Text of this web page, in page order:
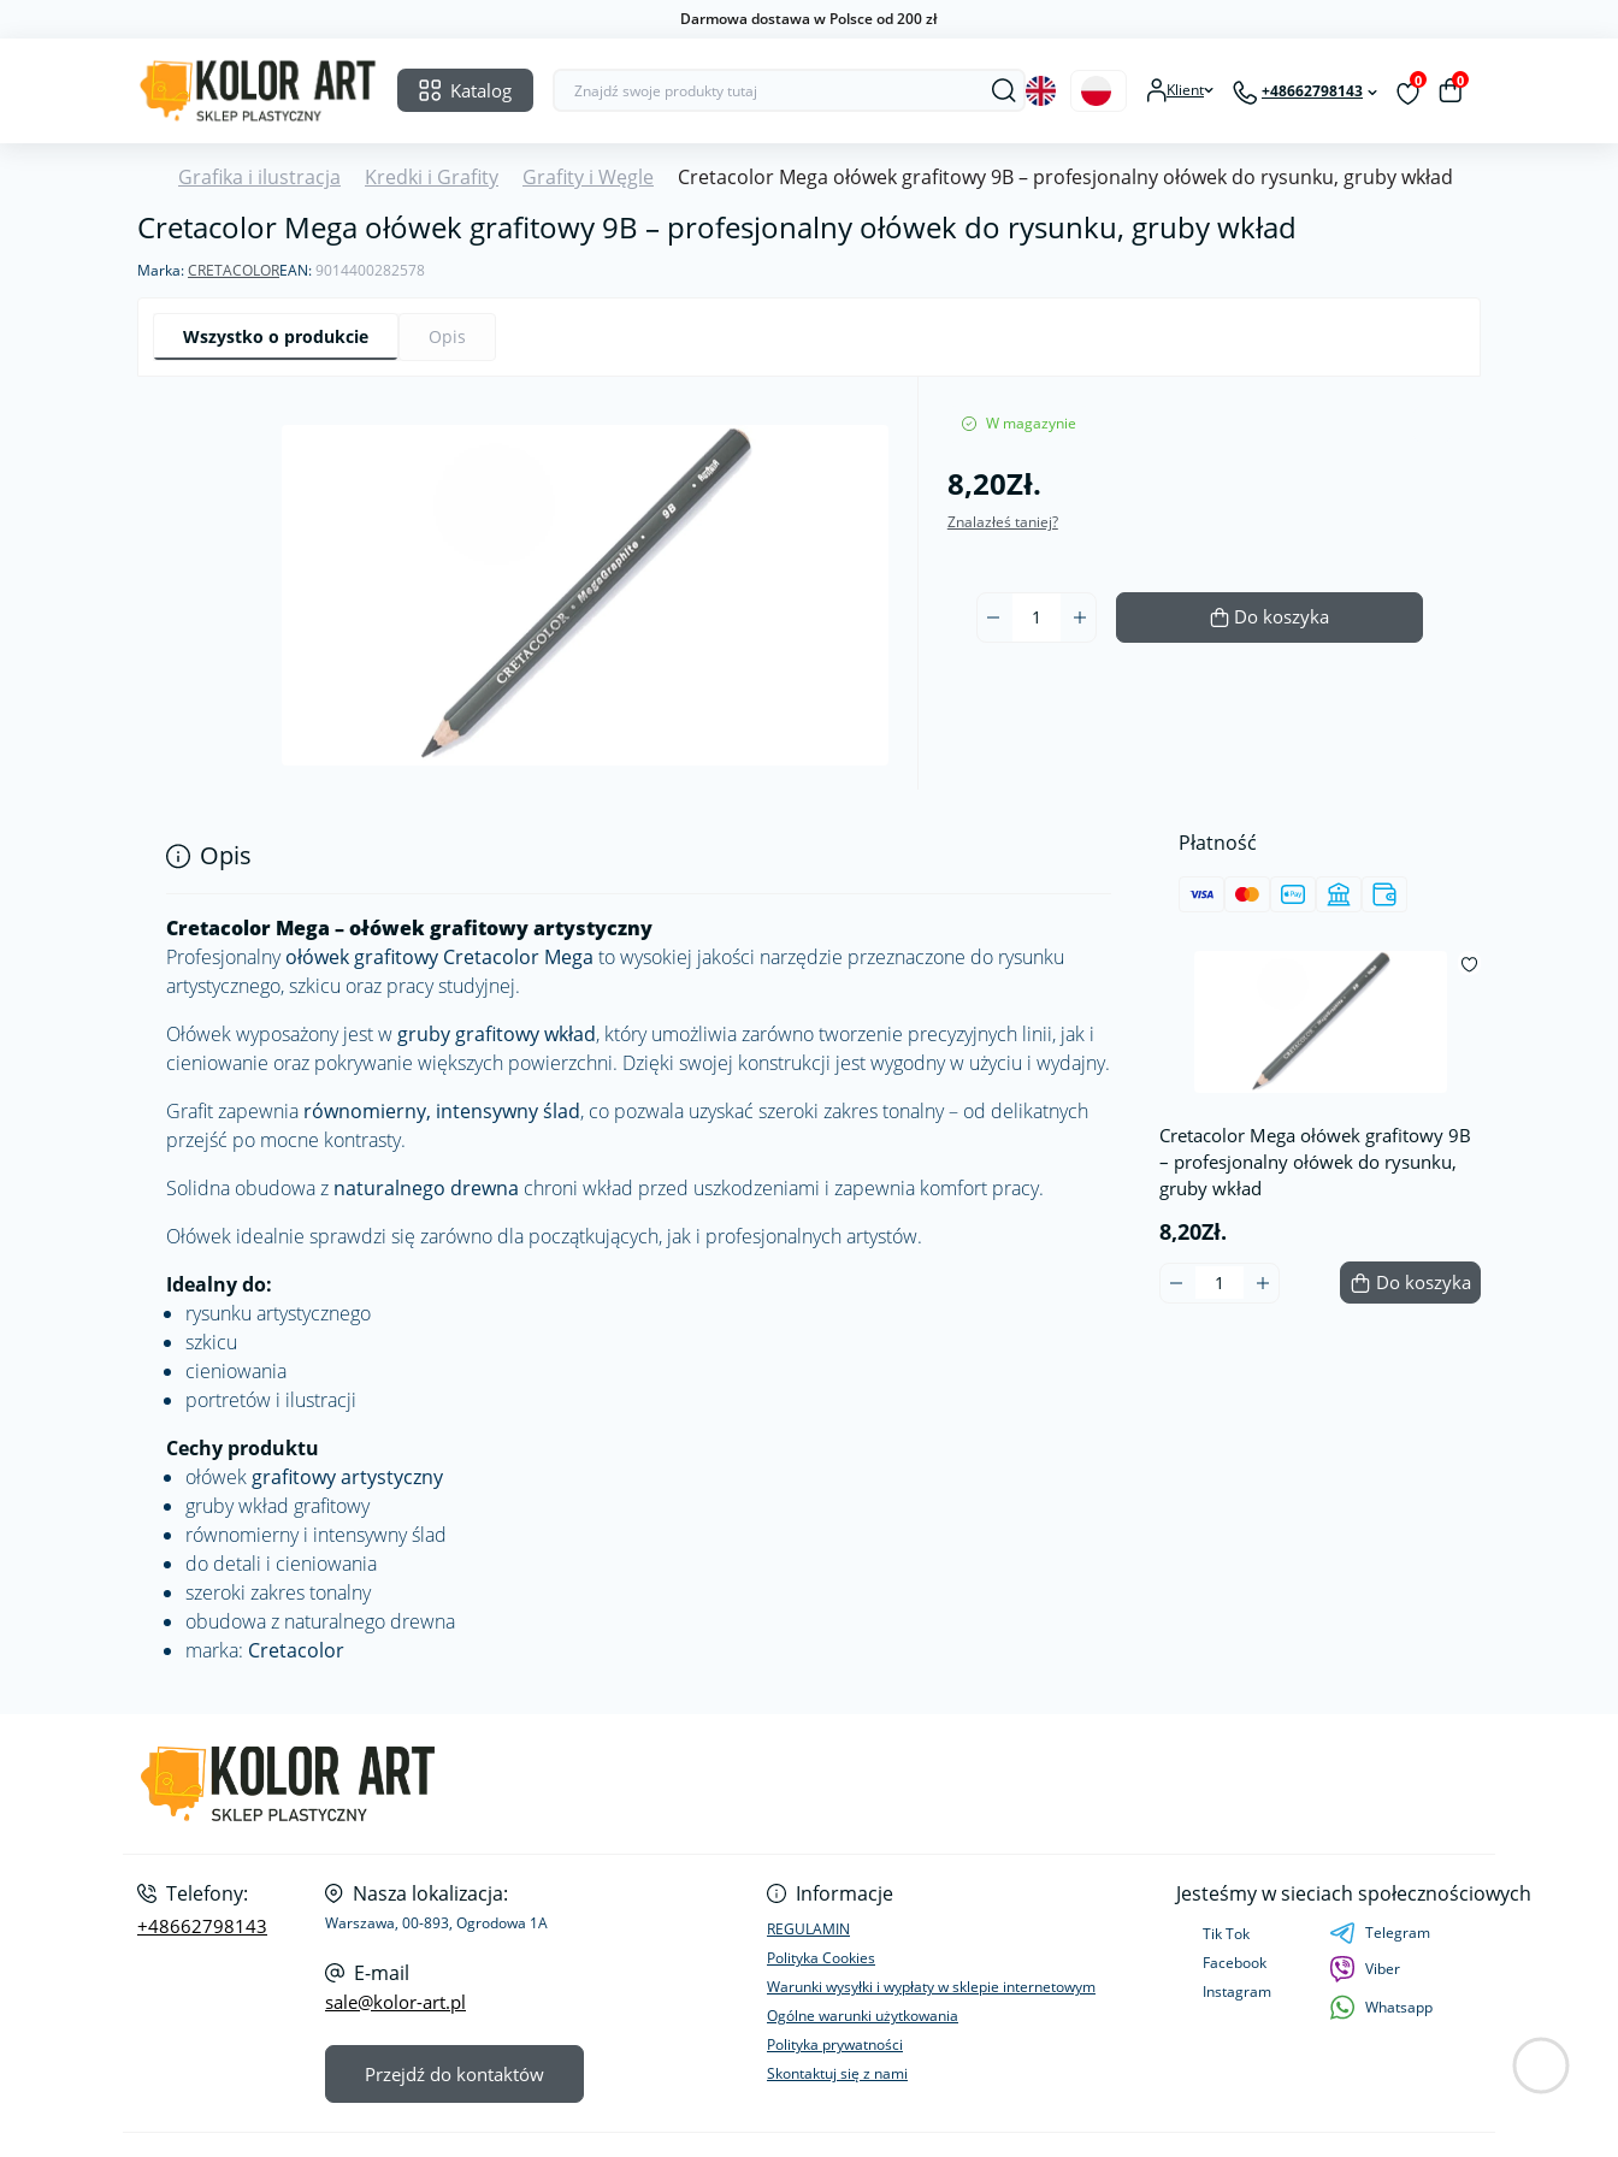
Darmowa dostawa w Polsce od 200 zł
Katalog Klient +48662798143
0 0
Grafika i ilustracja Kredki i Grafity Grafity i Węgle Cretacolor Mega ołówek grafitowy 9B – profesjonalny ołówek do rysunku, gruby wkład
Cretacolor Mega ołówek grafitowy 9B – profesjonalny ołówek do rysunku, gruby wkład
Marka:CRETACOLOREAN:9014400282578
Wszystko o produkcie Opis
W magazynie
8,20Zł.
Znalazłeś taniej?
Do koszyka
Płatność
Cretacolor Mega ołówek grafitowy 9B
– profesjonalny ołówek do rysunku,
gruby wkład
8,20Zł.
Do koszyka
Opis
Cretacolor Mega – ołówek grafitowy artystyczny
Profesjonalnyołówek grafitowy Cretacolor Mega to wysokiej jakości narzędzie przeznaczone do rysunku
artystycznego, szkicu oraz pracy studyjnej.
Ołówek wyposażony jest w gruby grafitowy wkład, który umożliwia zarówno tworzenie precyzyjnych linii, jak i
cieniowanie oraz pokrywanie większych powierzchni. Dzięki swojej konstrukcji jest wygodny w użyciu i wydajny.
Grafit zapewnia równomierny, intensywny ślad, co pozwala uzyskać szeroki zakres tonalny – od delikatnych
przejść po mocne kontrasty.
Solidna obudowa z naturalnego drewna chroni wkład przed uszkodzeniami i zapewnia komfort pracy.
Ołówek idealnie sprawdzi się zarówno dla początkujących, jak i profesjonalnych artystów.
Idealny do:
rysunku artystycznego
szkicu
cieniowania
portretów i ilustracji
Cechy produktu
ołówek grafitowy artystyczny
gruby wkład grafitowy
równomierny i intensywny ślad
do detali i cieniowania
szeroki zakres tonalny
obudowa z naturalnego drewna
marka: Cretacolor
Telefony:
+48662798143
Nasza lokalizacja:
Warszawa, 00-893, Ogrodowa 1A
E-mail
sale@kolor-art.pl
Przejdź do kontaktów
Informacje
REGULAMIN
Polityka Cookies
Warunki wysyłki i wypłaty w sklepie internetowym
Ogólne warunki użytkowania
Polityka prywatności
Skontaktuj się z nami
Jesteśmy w sieciach społecznościowych
Tik Tok
Facebook
Instagram
Telegram
Viber
Whatsapp